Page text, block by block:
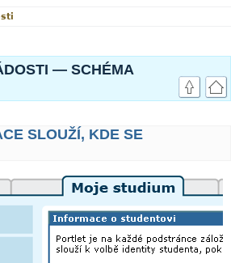
— SCHÉMA
SLOUŽÍ, KDE SE